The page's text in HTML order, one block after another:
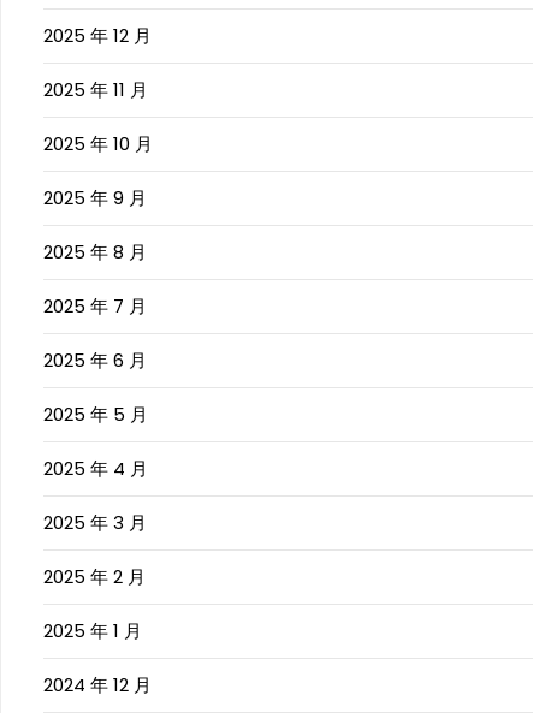
2025 年 12 月
2025 年 11 月
2025 年 10 月
2025 年 9 月
2025 年 8 月
2025 年 7 月
2025 年 6 月
2025 年 5 月
2025 年 4 月
2025 年 3 月
2025 年 2 月
2025 年 1 月
2024 年 12 月